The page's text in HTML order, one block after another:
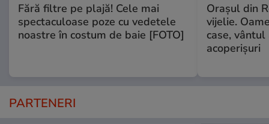
Fără filtre pe plajă! Cele mai
spectaculoase poze cu vedetele
noastre în costum de baie [FOTO]
Oraşul din
vijelie.
case,
acoperişuri
PARTENERI